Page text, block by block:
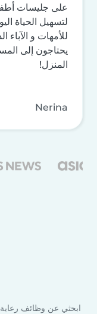
على جليسات
لتسهيل الحياة
للأمهات و الآباء
يحتاجون إلى
المنزل!
Nerina
ابحثي عن وظائف